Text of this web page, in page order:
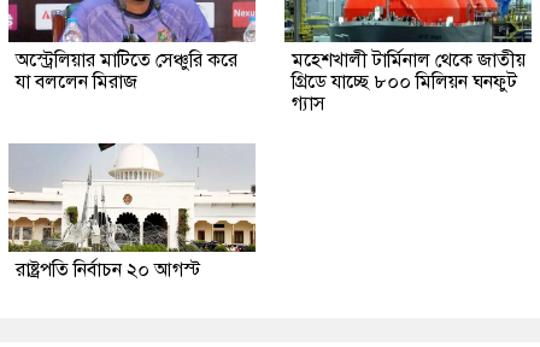
অস্ট্রেলিয়ার মাটিতে সেঞ্চুরি করে
যা বললেন মিরাজ
মহেশখালী টার্মিনাল থেকে জাতীয়
গ্রিডে যাচ্ছে ৮০০ মিলিয়ন ঘনফুট
গ্যাস
রাষ্ট্রপতি নির্বাচন ২০ আগস্ট